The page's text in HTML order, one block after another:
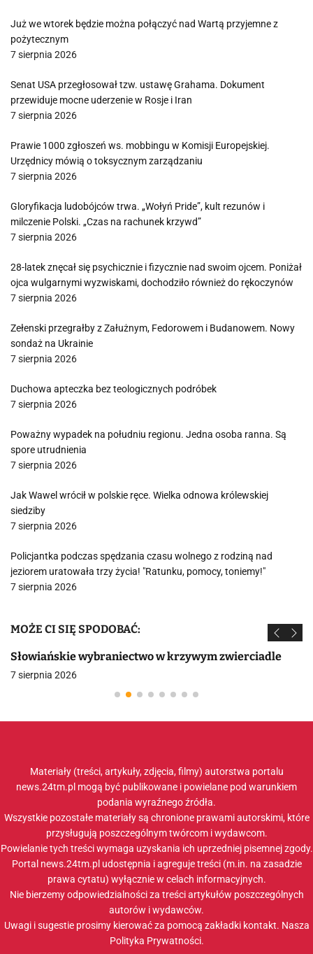
Już we wtorek będzie można połączyć nad Wartą przyjemne z
pożytecznym
7 sierpnia 2026
Senat USA przegłosował tzw. ustawę Grahama. Dokument
przewiduje mocne uderzenie w Rosje i Iran
7 sierpnia 2026
Prawie 1000 zgłoszeń ws. mobbingu w Komisji Europejskiej.
Urzędnicy mówią o toksycznym zarządzaniu
7 sierpnia 2026
Gloryfikacja ludobójców trwa. „Wołyń Pride”, kult rezunów i
milczenie Polski. „Czas na rachunek krzywd”
7 sierpnia 2026
28-latek znęcał się psychicznie i fizycznie nad swoim ojcem. Poniżał
ojca wulgarnymi wyzwiskami, dochodziło również do rękoczynów
7 sierpnia 2026
Zełenski przegrałby z Załużnym, Fedorowem i Budanowem. Nowy
sondaż na Ukrainie
7 sierpnia 2026
Duchowa apteczka bez teologicznych podróbek
7 sierpnia 2026
Poważny wypadek na południu regionu. Jedna osoba ranna. Są
spore utrudnienia
7 sierpnia 2026
Jak Wawel wrócił w polskie ręce. Wielka odnowa królewskiej
siedziby
7 sierpnia 2026
Policjantka podczas spędzania czasu wolnego z rodziną nad
jeziorem uratowała trzy życia! "Ratunku, pomocy, toniemy!"
7 sierpnia 2026
MOŻE CI SIĘ SPODOBAĆ:
Słowiańskie wybraniectwo w krzywym zwierciadle
7 sierpnia 2026
Materiały (treści, artykuły, zdjęcia, filmy) autorstwa portalu
news.24tm.pl mogą być publikowane i powielane pod warunkiem
podania wyraźnego źródła.
Wszystkie pozostałe materiały są chronione prawami autorskimi, które
przysługują poszczególnym twórcom i wydawcom.
Powielanie tych treści wymaga uzyskania ich uprzedniej pisemnej zgody.
Portal news.24tm.pl udostępnia i agreguje treści (m.in. na zasadzie
prawa cytatu) wyłącznie w celach informacyjnych.
Nie bierzemy odpowiedzialności za treści artykułów poszczególnych
autorów i wydawców.
Uwagi i sugestie prosimy kierować za pomocą zakładki kontakt. Nasza
Polityka Prywatności.